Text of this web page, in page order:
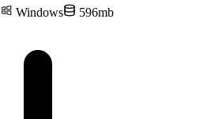
Windows 596mb